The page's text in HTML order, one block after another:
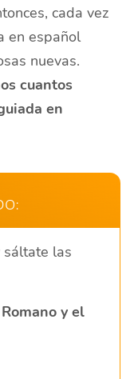
cada vez
en español
nuevas.
cuantos
en
sáltate las
y el